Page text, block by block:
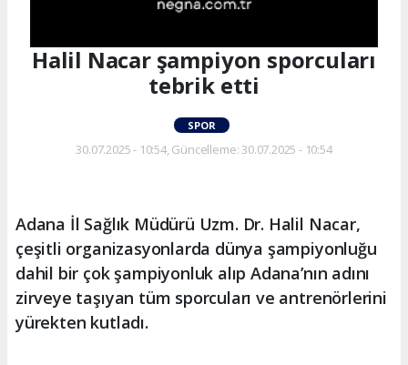
Halil Nacar şampiyon sporcuları
tebrik etti
SPOR
30.07.2025 - 10:54, Güncelleme: 30.07.2025 - 10:54
Adana İl Sağlık Müdürü Uzm. Dr. Halil Nacar,
çeşitli organizasyonlarda dünya şampiyonluğu
dahil bir çok şampiyonluk alıp Adana’nın adını
zirveye taşıyan tüm sporcuları ve antrenörlerini
yürekten kutladı.